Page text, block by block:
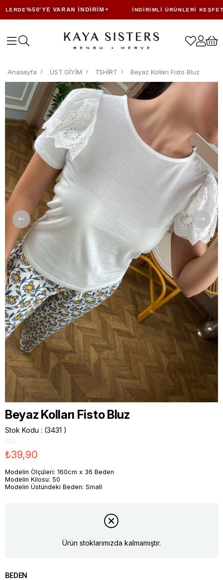
%50'YE VARAN İNDIRIM İNDIRIMLI ÜRÜNLERI KEŞFET
Anasayfa ÜST GİYİM TSHİRT Beyaz Kolları Fisto Bluz
Beyaz Kolları Fisto Bluz
Stok Kodu (3431 )
₺39,90
Modelin Ölçüleri: 160cm x 36 Beden
Modelin Kilosu: 50
Modelin Üstündeki Beden: Small
Ürün stoklarımızda kalmamıştır.
BEDEN